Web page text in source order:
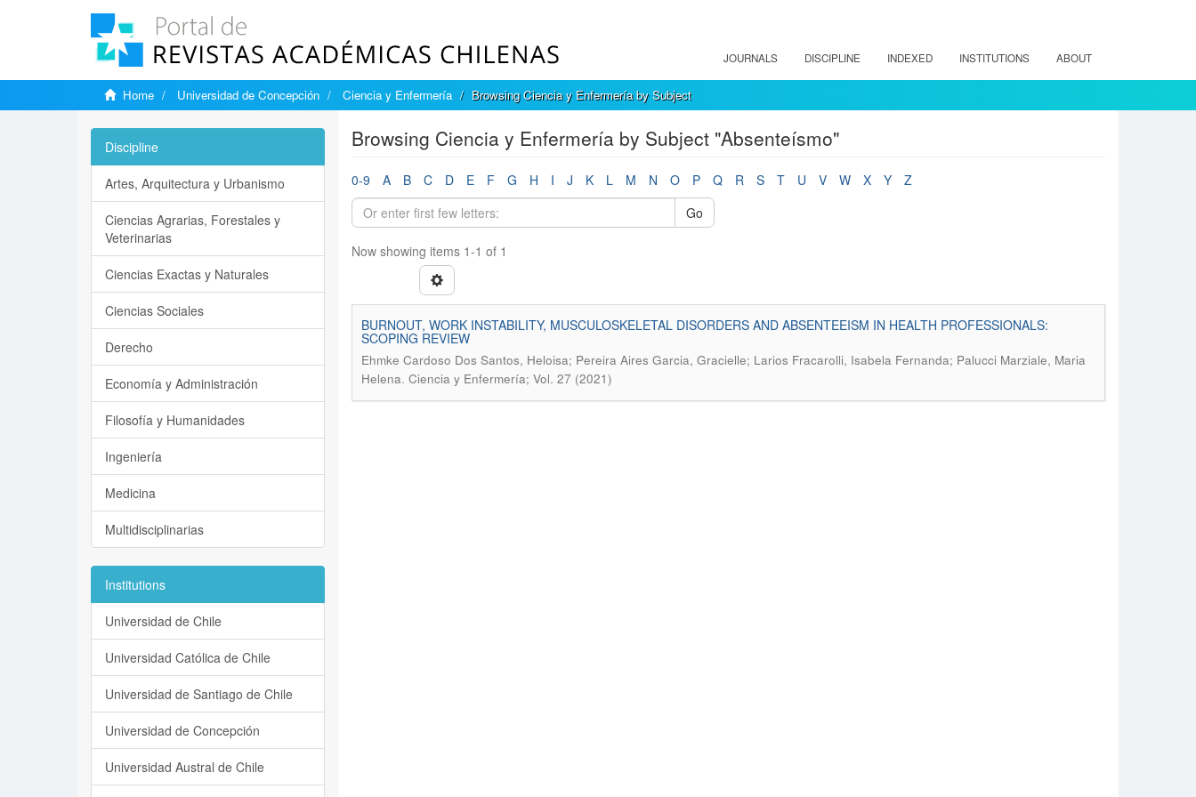
JOURNALS DISCIPLINE INDEXED INSTITUTIONS ABOUT
Home Universidad de Concepción Ciencia y Enfermería Browsing Ciencia y Enfermería by Subject
Browsing Ciencia y Enfermería by Subject "Absenteísmo"
0-9 A B C D E F G H I J K L M N O P Q R S T U V W X Y
Z
Go
Now showing items 1-1 of 1
BURNOUT, WORK INSTABILITY, MUSCULOSKELETAL DISORDERS AND ABSENTEEISM IN HEALTH PROFESSIONALS:
SCOPING REVIEW
Ehmke Cardoso Dos Santos, Heloisa; Pereira Aires Garcia, Gracielle; Larios Fracarolli, Isabela Fernanda; Palucci Marziale, Maria
Helena. Ciencia y Enfermería; Vol. 27 (2021)
Discipline
Artes, Arquitectura y Urbanismo
Ciencias Agrarias, Forestales y
Veterinarias
Ciencias Exactas y Naturales
Ciencias Sociales
Derecho
Economía y Administración
Filosofía y Humanidades
Ingeniería
Medicina
Multidisciplinarias
Institutions
Universidad de Chile
Universidad Católica de Chile
Universidad de Santiago de Chile
Universidad de Concepción
Universidad Austral de Chile